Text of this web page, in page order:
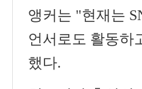
앵커는 "현재는
언서로도 활동하
했다.